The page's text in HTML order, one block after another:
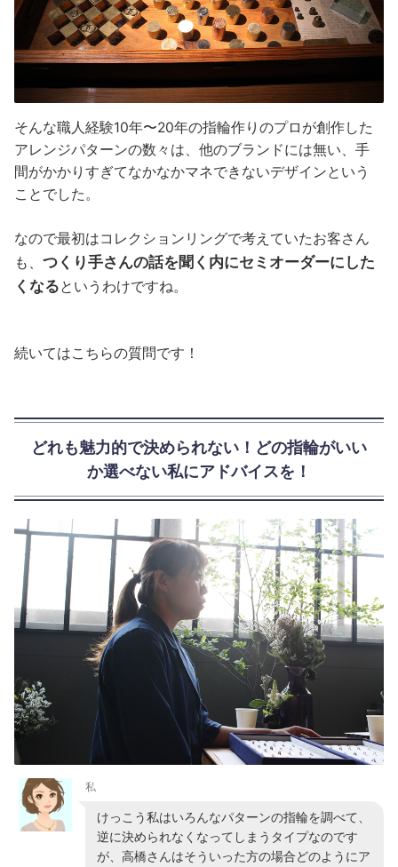
そんな職人経験10年〜20年の指輪作りのプロが創作した
アレンジパターンの数々は、他のブランドには無い、手
間がかかりすぎてなかなかマネできないデザインという
ことでした。
なので最初はコレクションリングで考えていたお客さん
も、つくり手さんの話を聞く内にセミオーダーにした
くなるというわけですね。
続いてはこちらの質問です！
どれも魅力的で決められない！どの指輪がいい
か選べない私にアドバイスを！
私
けっこう私はいろんなパターンの指輪を調べて、
逆に決められなくなってしまうタイプなのです
が、高橋さんはそういった方の場合どのようにア